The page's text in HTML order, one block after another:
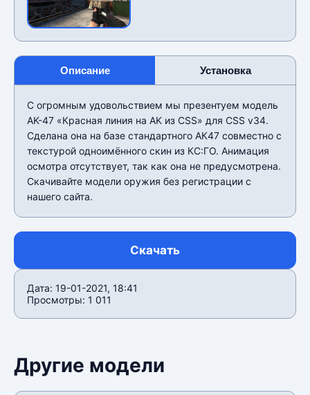
Описание Установка
С огромным удовольствием мы презентуем модель
AK-47 «Красная линия на AK из CSS» для CSS v34.
Сделана она на базе стандартного АК47 совместно с
текстурой одноимëнного скин из КС:ГО. Анимация
осмотра отсутствует, так как она не предусмотрена.
Скачивайте модели оружия без регистрации с
нашего сайта.
Скачать
Дата: 19-01-2021, 18:41
Просмотры: 1 011
Другие модели